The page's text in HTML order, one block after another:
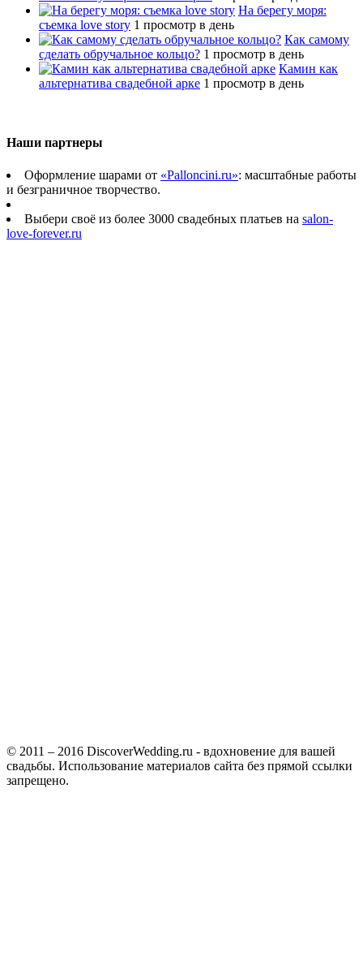
На берегу моря:
съемка love story 1 просмотр в день
Как самому
сделать обручальное кольцо? 1 просмотр в день
Камин как
альтернатива свадебной арке 1 просмотр в день
Наши партнеры
Оформление шарами от «Palloncini.ru»: масштабные работы
и безграничное творчество.
Выбери своё из более 3000 свадебных платьев на salon-
love-forever.ru
© 2011 – 2016 DiscoverWedding.ru - вдохновение для вашей
свадьбы. Использование материалов сайта без прямой ссылки
запрещено.